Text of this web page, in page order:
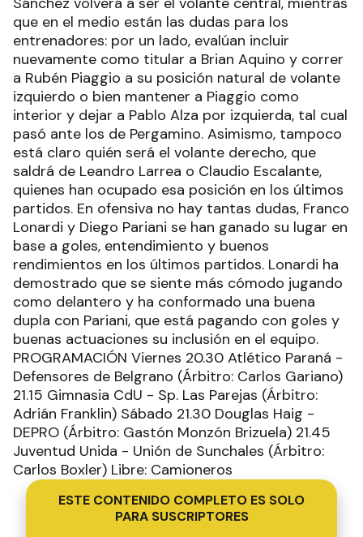
que en el medio están las dudas para los
entrenadores: por un lado, evalúan incluir
nuevamente como titular a Brian Aquino y correr
a Rubén Piaggio a su posición natural de volante
izquierdo o bien mantener a Piaggio como
interior y dejar a Pablo Alza por izquierda, tal cual
pasó ante los de Pergamino. Asimismo, tampoco
está claro quién será el volante derecho, que
saldrá de Leandro Larrea o Claudio Escalante,
quienes han ocupado esa posición en los últimos
partidos. En ofensiva no hay tantas dudas, Franco
Lonardi y Diego Pariani se han ganado su lugar en
base a goles, entendimiento y buenos
rendimientos en los últimos partidos. Lonardi ha
demostrado que se siente más cómodo jugando
como delantero y ha conformado una buena
dupla con Pariani, que está pagando con goles y
buenas actuaciones su inclusión en el equipo.
PROGRAMACIÓN Viernes 20.30 Atlético Paraná -
Defensores de Belgrano (Árbitro: Carlos Gariano)
21.15 Gimnasia CdU - Sp. Las Parejas (Árbitro:
Adrián Franklin) Sábado 21.30 Douglas Haig -
DEPRO (Árbitro: Gastón Monzón Brizuela) 21.45
Juventud Unida - Unión de Sunchales (Árbitro:
Carlos Boxler) Libre: Camioneros
ESTE CONTENIDO COMPLETO ES SOLO
PARA SUSCRIPTORES